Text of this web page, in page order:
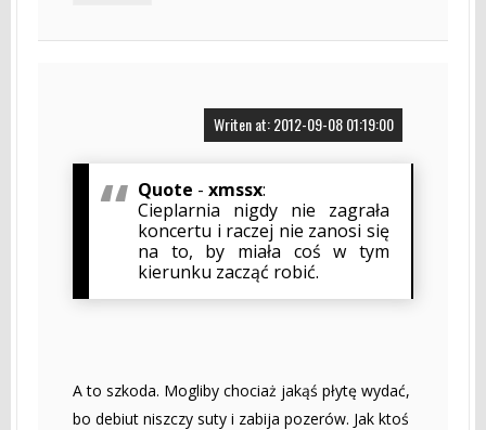
Writen at: 2012-09-08 01:19:00
Quote - xmssx:
Cieplarnia nigdy nie zagrała
koncertu i raczej nie zanosi się
na to, by miała coś w tym
kierunku zacząć robić.
A to szkoda. Mogliby chociaż jakąś płytę wydać,
bo debiut niszczy suty i zabija pozerów. Jak ktoś